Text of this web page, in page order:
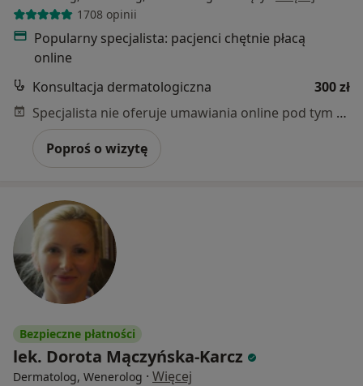
1708 opinii
Popularny specjalista: pacjenci chętnie płacą
online
Konsultacja dermatologiczna
300 zł
Specjalista nie oferuje umawiania online pod tym adresem.
Poproś o wizytę
Bezpieczne płatności
lek. Dorota Mączyńska-Karcz
Dermatolog, Wenerolog · Więcej